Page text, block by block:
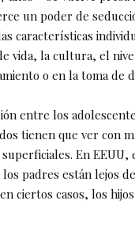
un poder de
características
vida, la cultura, el
o en la toma de
entre los
tienen que ver con
En
padres están lejos
ciertos casos, los